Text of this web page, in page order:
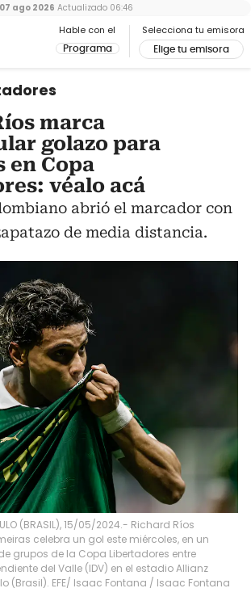
Hable con el
Programa
Selecciona tu emisora
Elige tu emisora
07 ago 2026 Actualizado 06:46
marca
golazo para
en Copa
véalo acá
abrió el marcador con
de media distancia.
(BRASIL), 15/05/2024.- Richard Ríos
celebra un gol este miércoles, en un
grupos de la Copa Libertadores entre
del Valle (IDV) en el estadio Allianz
(Brasil). EFE/ Isaac Fontana / Isaac Fontana